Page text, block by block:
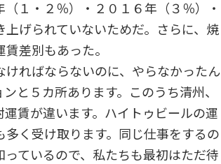
１・２％）・２０１６年（３％）・
げられていないためだ。さらに、焼
差別もあった。
ければならないのに、やらなかったん
と５カ所あります。このうち清州、
賃が違います。ハイトゥビールの運
く受け取ります。同じ仕事をするの
ているので、私たちも最初はただ待